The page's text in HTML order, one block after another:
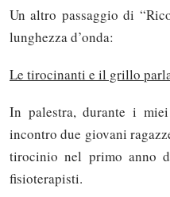
Un altro passaggio di
lunghezza d’onda:
Le tirocinanti e il grillo
In palestra, durante i
incontro due giovani
tirocinio nel primo anno
fisioterapisti.